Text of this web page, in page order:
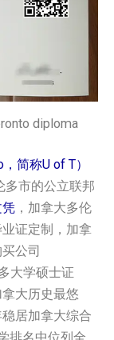
diploma
简称U of T）
多市的公立联邦
，加拿大多伦
证定制，加拿
公司
大学硕士证
大历史最悠
居加拿大综合